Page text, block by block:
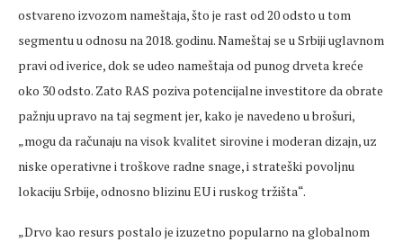
ostvareno izvozom nameštaja, što je rast od 20 odsto u tom
segmentu u odnosu na 2018. godinu. Nameštaj se u Srbiji uglavnom
pravi od iverice, dok se udeo nameštaja od punog drveta kreće
oko 30 odsto. Zato RAS poziva potencijalne investitore da obrate
pažnju upravo na taj segment jer, kako je navedeno u brošuri,
„mogu da računaju na visok kvalitet sirovine i moderan dizajn, uz
niske operativne i troškove radne snage, i strateški povoljnu
lokaciju Srbije, odnosno blizinu EU i ruskog tržišta“.
„Drvo kao resurs postalo je izuzetno popularno na globalnom